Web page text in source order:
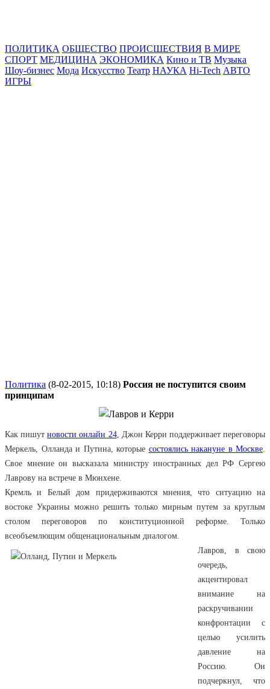
ПОЛИТИКА ОБЩЕСТВО ПРОИСШЕСТВИЯ В МИРЕ
СПОРТ МЕДИЦИНА ЭКОНОМИКА Кино и ТВ Музыка
Шоу-бизнес Мода Искусство Театр НАУКА Hi-Tech АВТО
ИГРЫ
Политика (8-02-2015, 10:18) Россия не поступится своим
принципам
Как пишутновости онлайн 24, Джон Керри поддерживает переговоры
Меркель, Олланда и Путина, которые состоялись накануне в Москве.
Свое мнение он высказала министру иностранных дел РФ Сергею
Лаврову на встрече в Мюнхене.
Кремль и Белый дом придерживаются мнения, что ситуацию на
востоке Украины можно решить только мирным путем за круглым
столом переговоров по конституционной реформе. Только
всеобъемлющим общенациональным диалогом.
Лавров, в свою
очередь,
акцентировал
внимание на
раскручивании
конфронтации с
целью усилить
давление на
Россию. Он
подчеркнул, что